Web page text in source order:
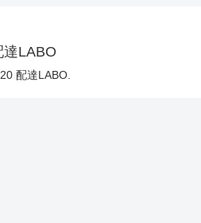
達LABO
配達LABO.